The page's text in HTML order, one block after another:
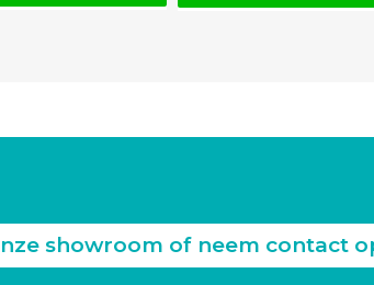
showroom of neem contact